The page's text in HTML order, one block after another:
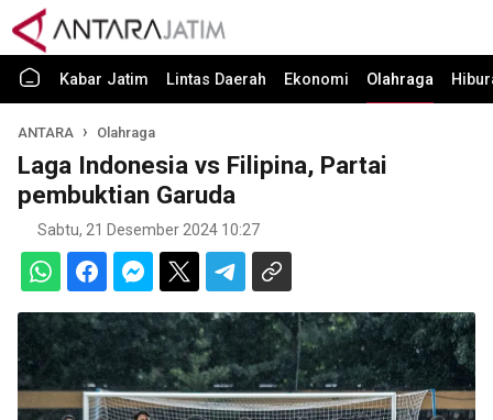
Kabar Jatim Lintas Daerah Ekonomi Olahraga
ANTARA Olahraga
Laga Indonesia vs Filipina, Partai
pembuktian Garuda
Sabtu, 21 Desember 2024 10:27